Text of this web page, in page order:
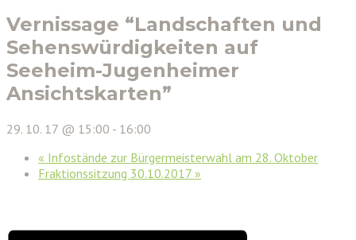
Vernissage “Landschaften und
Sehenswürdigkeiten auf
Seeheim-Jugenheimer
Ansichtskarten”
29. 10. 17 @ 15:00 - 16:00
« Infostände zur Bürgermeisterwahl am 28. Oktober
Fraktionssitzung 30.10.2017 »